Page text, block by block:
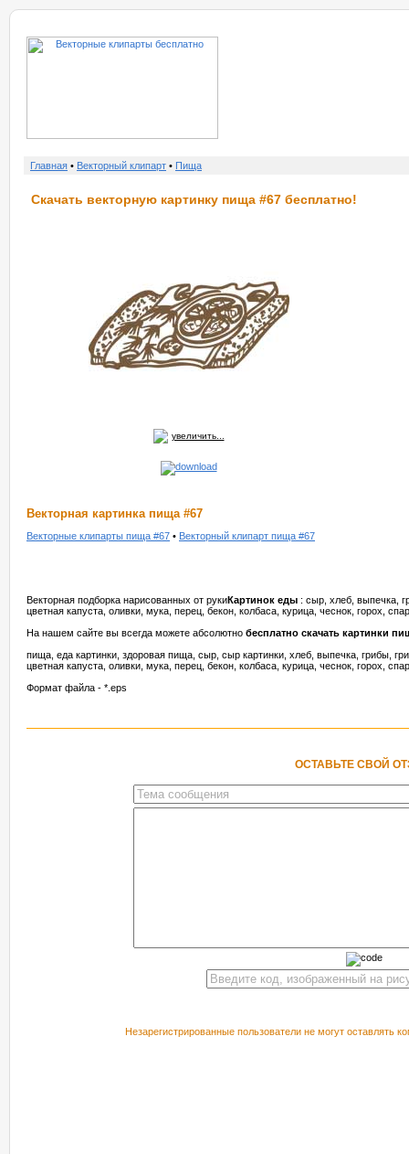
Главная • Векторный клипарт • Пища
Скачать векторную картинку пища #67 бесплатно!
увеличить...
Векторная картинка пища #67
Векторные клипарты пища #67 • Векторный клипарт пища #67
Векторная подборка нарисованных от рукиКартинок еды : сыр, хлеб, выпечка,
цветная капуста, оливки, мука, перец, бекон, колбаса, курица, чеснок, горох,
На нашем сайте вы всегда можете абсолютно бесплатно скачать картинки
пища, еда картинки, здоровая пища, сыр, сыр картинки, хлеб, выпечка, грибы,
цветная капуста, оливки, мука, перец, бекон, колбаса, курица, чеснок, горох,
Формат файла - *.eps
ОСТАВЬТЕ СВОЙ
Незарегистрированные пользователи не могут оставлять